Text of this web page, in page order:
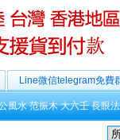
Line微信telegram免費
風水 范振木 大六壬 長眼法